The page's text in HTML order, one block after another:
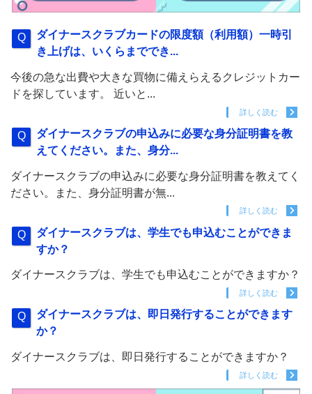
ダイナースクラブカードの限度額（利用額）一時引
き上げは、いくらまででき...
今後の急な出費や大きな買物に備えらえるクレジットカー
ドを探しています。 近いと...
詳しく読む
ダイナースクラブの申込みに必要な身分証明書を教
えてください。また、身分...
ダイナースクラブの申込みに必要な身分証明書を教えてく
ださい。また、身分証明書が無...
詳しく読む
ダイナースクラブは、学生でも申込むことができま
すか？
ダイナースクラブは、学生でも申込むことができますか？
詳しく読む
ダイナースクラブは、即日発行することができます
か？
ダイナースクラブは、即日発行することができますか？
詳しく読む